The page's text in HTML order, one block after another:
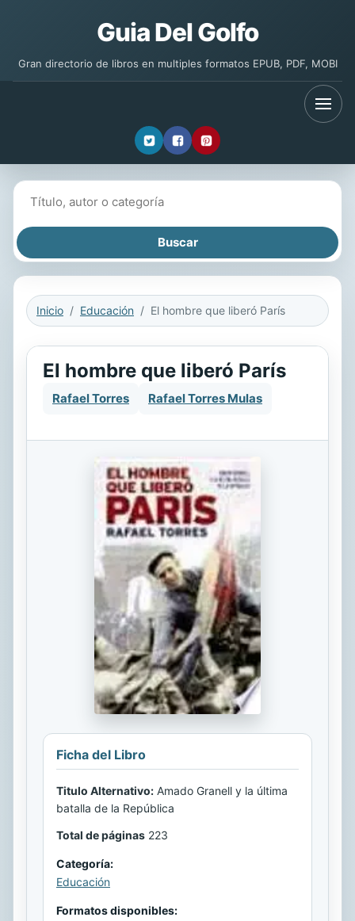
Guia Del Golfo
Gran directorio de libros en multiples formatos EPUB, PDF, MOBI
Inicio Educación El hombre que liberó París
El hombre que liberó París
Rafael Torres Rafael Torres Mulas
Ficha del Libro
Titulo Alternativo: Amado Granell y la última
batalla de la República
Total de páginas 223
Categoría:
Educación
Formatos disponibles: